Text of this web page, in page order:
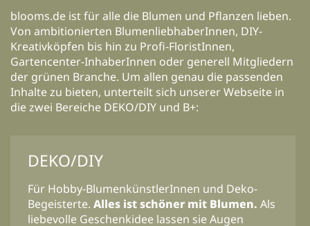
blooms.de ist für alle die Blumen und Pflanzen lieben.
Von ambitionierten BlumenliebhaberInnen, DIY-
Kreativköpfen bis hin zu Profi-FloristInnen,
Gartencenter-InhaberInnen oder generell Mitgliedern
der grünen Branche. Um allen genau die passenden
Inhalte zu bieten, unterteilt sich unserer Webseite in
die zwei Bereiche DEKO/DIY und B+:
DEKO/DIY
Für Hobby-BlumenkünstlerInnen und Deko-
Begeisterte. Alles ist schöner mit Blumen. Als
liebevolle Geschenkidee lassen sie Augen